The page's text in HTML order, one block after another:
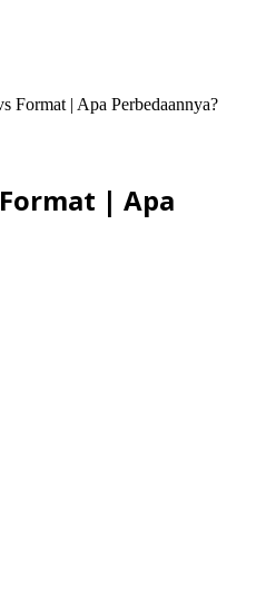
Format | Apa Perbedaannya?
| Apa